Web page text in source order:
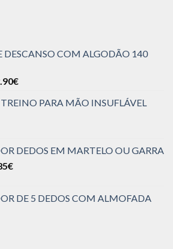
DESCANSO COM ALGODÃO 140
€
PARA MÃO INSUFLÁVEL
DEDOS EM MARTELO OU GARRA
€
DE 5 DEDOS COM ALMOFADA